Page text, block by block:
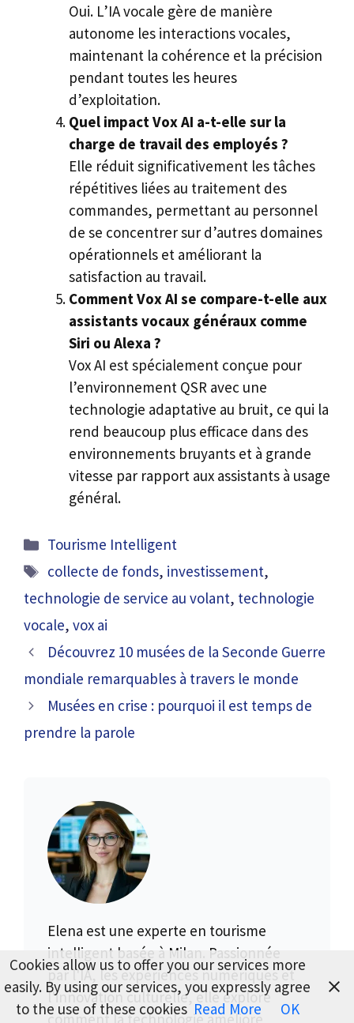
Oui. L’IA vocale gère de manière
autonome les interactions vocales,
maintenant la cohérence et la précision
pendant toutes les heures
d’exploitation.
Quel impact Vox AI a-t-elle sur la
charge de travail des employés ?
Elle réduit significativement les tâches
répétitives liées au traitement des
commandes, permettant au personnel
de se concentrer sur d’autres domaines
opérationnels et améliorant la
satisfaction au travail.
Comment Vox AI se compare-t-elle aux
assistants vocaux généraux comme
Siri ou Alexa ?
Vox AI est spécialement conçue pour
l’environnement QSR avec une
technologie adaptative au bruit, ce qui la
rend beaucoup plus efficace dans des
environnements bruyants et à grande
vitesse par rapport aux assistants à usage
général.
Catégories
Tourisme Intelligent
Étiquettes
collecte de fonds, investissement,
technologie de service au volant, technologie
vocale, vox ai
Découvrez 10 musées de la Seconde Guerre
mondiale remarquables à travers le monde
Musées en crise : pourquoi il est temps de
prendre la parole
Elena est une experte en tourisme
intelligent basée à Milan. Passionnée
par l'IA, les expériences numériques et
l'innovation culturelle, elle explore
Cookies allow us to offer you our services more
easily. By using our services, you expressly agree
to the use of these cookies Read More OK